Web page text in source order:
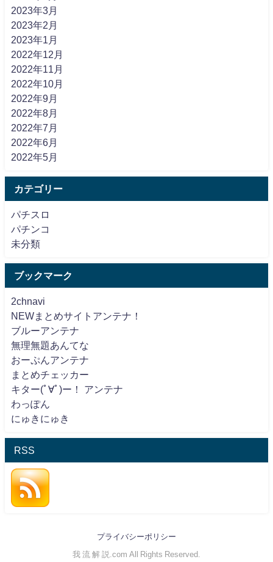
2023年3月
2023年2月
2023年1月
2022年12月
2022年11月
2022年10月
2022年9月
2022年8月
2022年7月
2022年6月
2022年5月
カテゴリー
パチスロ
パチンコ
未分類
ブックマーク
2chnavi
NEWまとめサイトアンテナ！
ブルーアンテナ
無理無題あんてな
おーぷんアンテナ
まとめチェッカー
キター(ﾟ∀ﾟ)ー！ アンテナ
わっぽん
にゅきにゅき
RSS
プライバシーポリシー
我 流 解 説.com All Rights Reserved.